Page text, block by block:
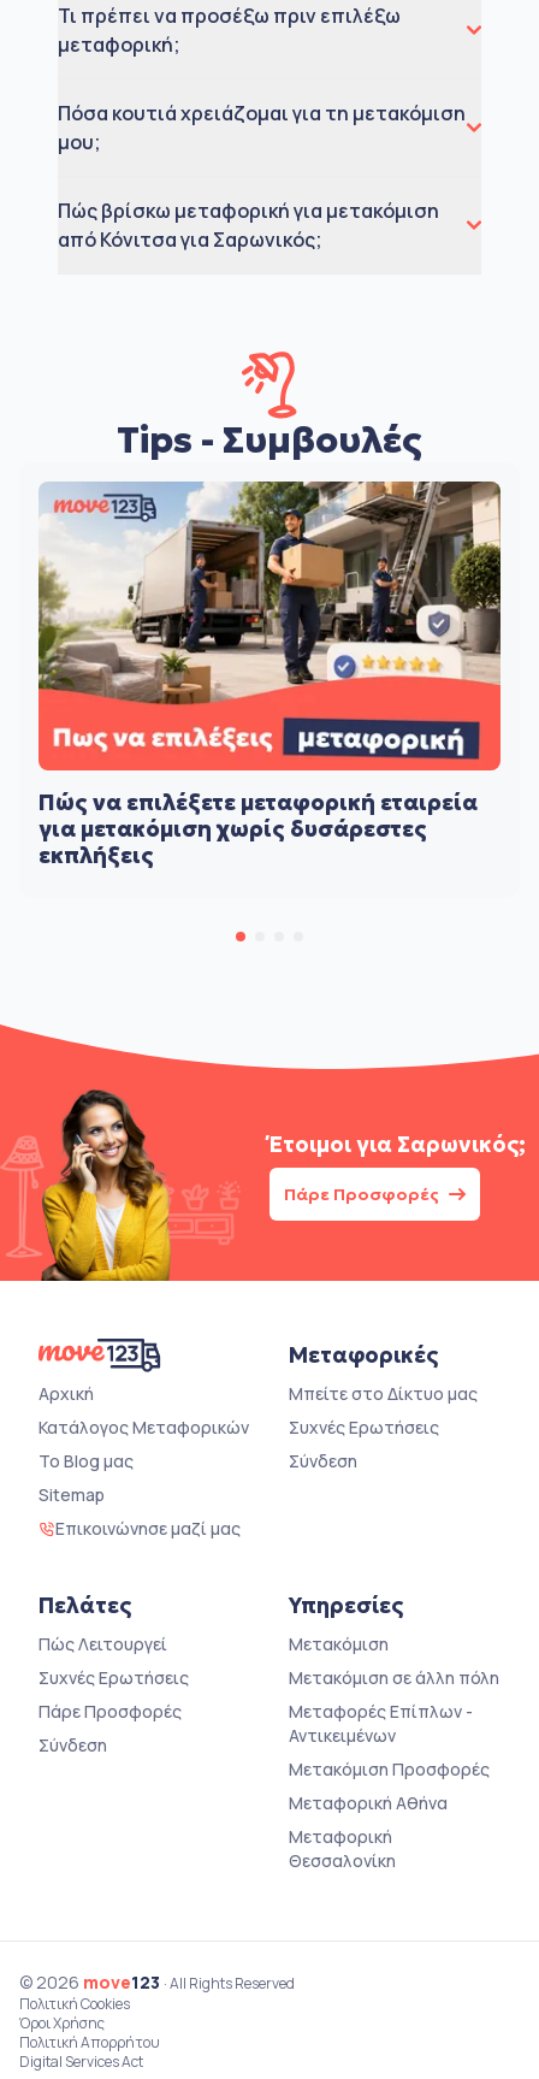
Τι πρέπει να προσέξω πριν επιλέξω
μεταφορική;
Πόσα κουτιά χρειάζομαι για τη μετακόμιση
μου;
Πώς βρίσκω μεταφορική για μετακόμιση
από Κόνιτσα για Σαρωνικός;
Tips - Συμβουλές
Πώς να επιλέξετε μεταφορική εταιρεία
για μετακόμιση χωρίς δυσάρεστες
εκπλήξεις
Έτοιμοι για Σαρωνικός;
Πάρε Προσφορές
Αρχική
Κατάλογος Μεταφορικών
Το Blog μας
Sitemap
Επικοινώνησε μαζί μας
Μεταφορικές
Μπείτε στο Δίκτυο μας
Συχνές Ερωτήσεις
Σύνδεση
Πελάτες
Πώς Λειτουργεί
Συχνές Ερωτήσεις
Πάρε Προσφορές
Σύνδεση
Υπηρεσίες
Μετακόμιση
Μετακόμιση σε άλλη πόλη
Μεταφορές Επίπλων -
Αντικειμένων
Μετακόμιση Προσφορές
Μεταφορική Αθήνα
Μεταφορική
Θεσσαλονίκη
© 2026 move123 · All Rights Reserved
Πολιτική Cookies
Όροι Χρήσης
Πολιτική Απορρήτου
Digital Services Act